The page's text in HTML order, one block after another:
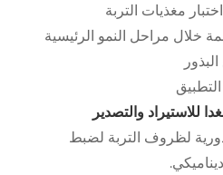
مغذيات التربة
خلال مراحل النمو الرئيسية
للاستيراد والتصدير
لظروف التربة لضبط